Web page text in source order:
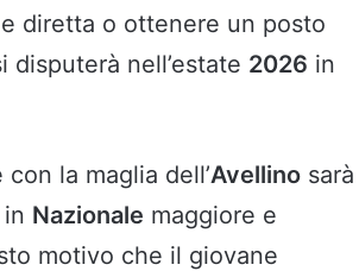
diretta o ottenere un posto
disputerà nell’estate 2026 in
la maglia dell’Avellino sarà
Nazionale maggiore e
motivo che il giovane